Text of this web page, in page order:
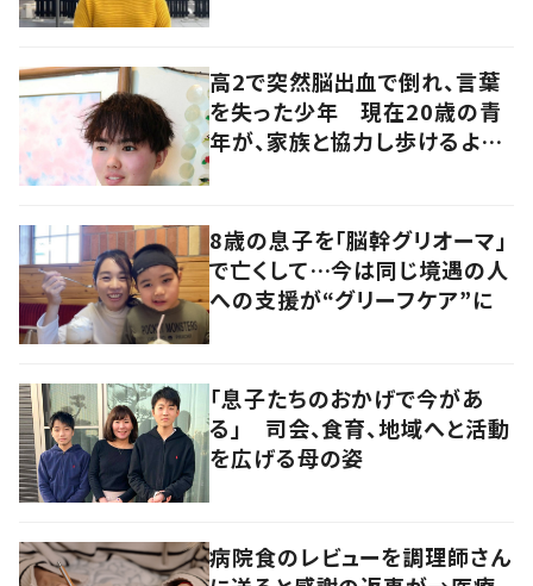
高2で突然脳出血で倒れ、言葉
を失った少年 現在20歳の青
年が、家族と協力し歩けるよう
8歳の息子を「脳幹グリオーマ」
で亡くして…今は同じ境遇の人
への支援が“グリーフケア”に
「息子たちのおかげで今があ
る」 司会、食育、地域へと活動
を広げる母の姿
病院食のレビューを調理師さん